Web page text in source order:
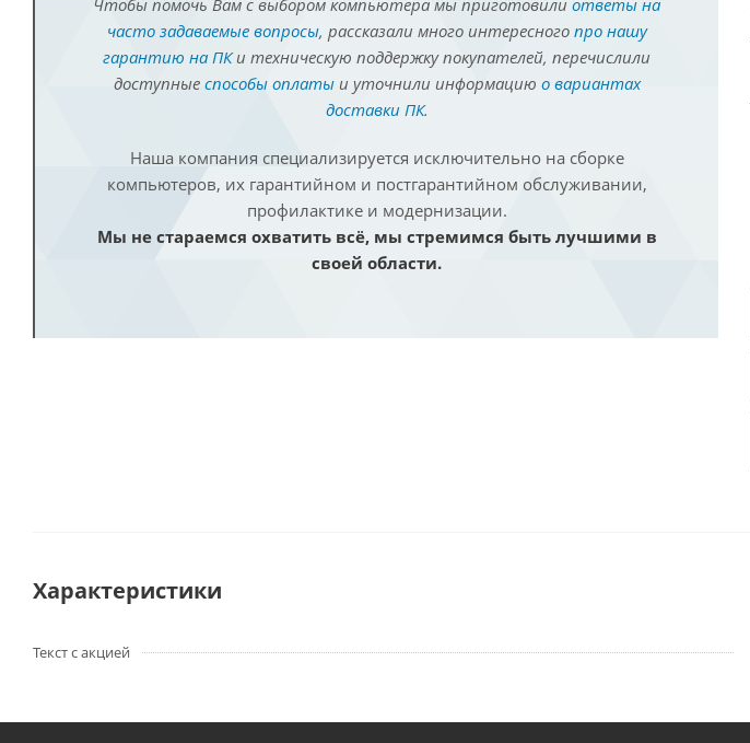
Чтобы помочь Вам с выбором компьютера мы приготовили ответы на
часто задаваемые вопросы, рассказали много интересного про нашу
гарантию на ПКи техническую поддержку покупателей, перечислили
доступные способы оплатыи уточнили информацию о вариантах
доставки ПК.
Наша компания специализируется исключительно на сборке
компьютеров, их гарантийном и постгарантийном обслуживании,
профилактике и модернизации.
Мы не стараемся охватить всё, мы стремимся быть лучшими в
своей области.
Характеристики
Текст с акцией